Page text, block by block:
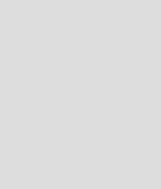
guasa para el cuatro, al igual que
Las quinta y sexta notas (E2 y E3)
una sola barra oblicua en la
ser estrictamente así, distintas
aplicarse y, por supuesto, la
La relación de la batería con
debido a que, sin ser de los
tradicionalmente se la acompaña,
instrumento el redoblante es